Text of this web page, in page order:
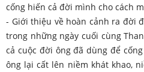
cống hiến cả đời mình cho cách
- Giới thiệu về hoàn cảnh ra đời
trong những ngày cuối cùng
cả cuộc đời ông đã dùng để
ông lại cất lên niềm khát khao,